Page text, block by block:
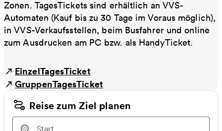
Zonen. TagesTickets sind erhältlich an VVS-
Automaten (Kauf bis zu 30 Tage im Voraus möglich),
in VVS-Verkaufsstellen, beim Busfahrer und online
zum Ausdrucken am PC bzw. als HandyTicket.
EinzelTagesTicket
GruppenTagesTicket
Reise zum Ziel planen